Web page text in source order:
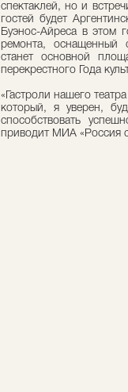
спектаклей, но и
гостей будет
Буэнос-Айреса в этом
ремонта, оснащенный
станет основной
перекрестного Года
«Гастроли нашего
который, я уверен,
способствовать
приводит МИА «Россия